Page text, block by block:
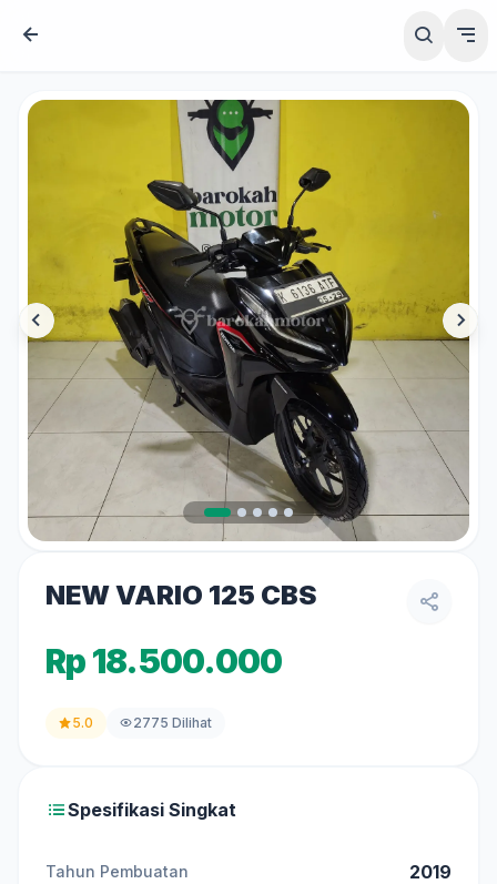
NEW VARIO 125 CBS
Rp 18.500.000
5.0 2775 Dilihat
Spesifikasi Singkat
Tahun Pembuatan 2019